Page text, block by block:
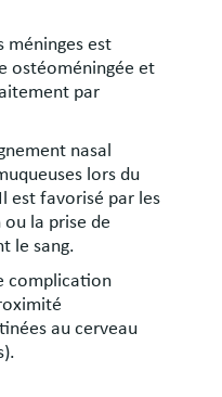
méninges est
ostéoméningée et
par
nasal
lors du
est favorisé par les
la prise de
le sang.
complication
au cerveau